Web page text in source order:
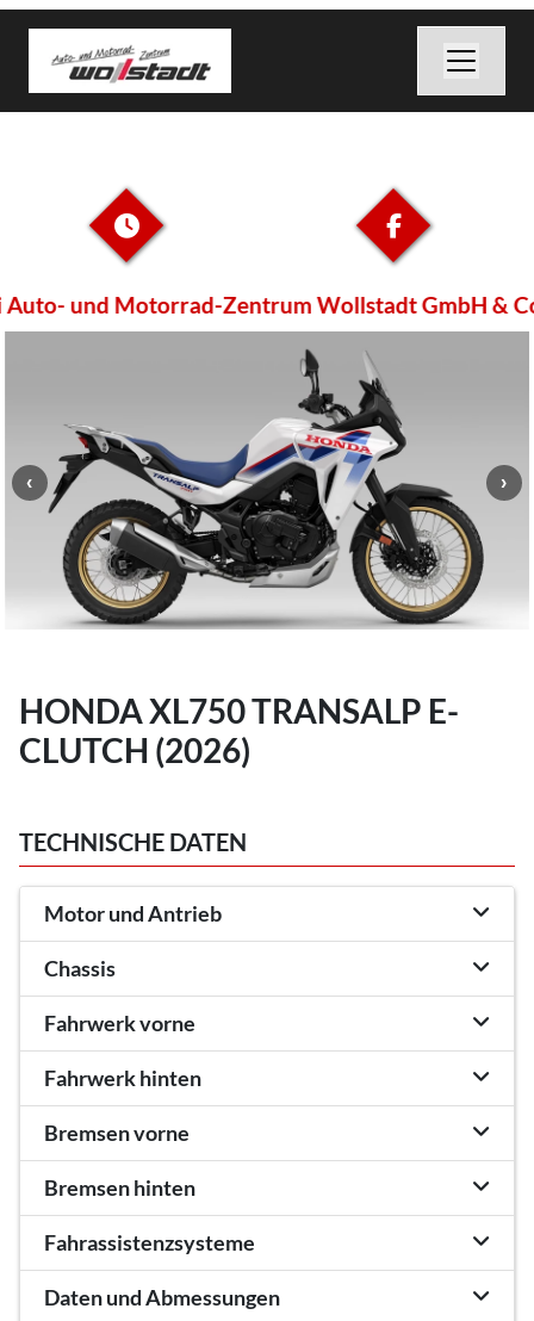
und Motorrad-Zentrum Wollstadt GmbH &
HONDA XL750 TRANSALP E-
CLUTCH (2026)
TECHNISCHE DATEN
Motor und Antrieb
Chassis
Fahrwerk vorne
Fahrwerk hinten
Bremsen vorne
Bremsen hinten
Fahrassistenzsysteme
Daten und Abmessungen